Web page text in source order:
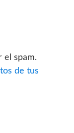
el spam.
de tus